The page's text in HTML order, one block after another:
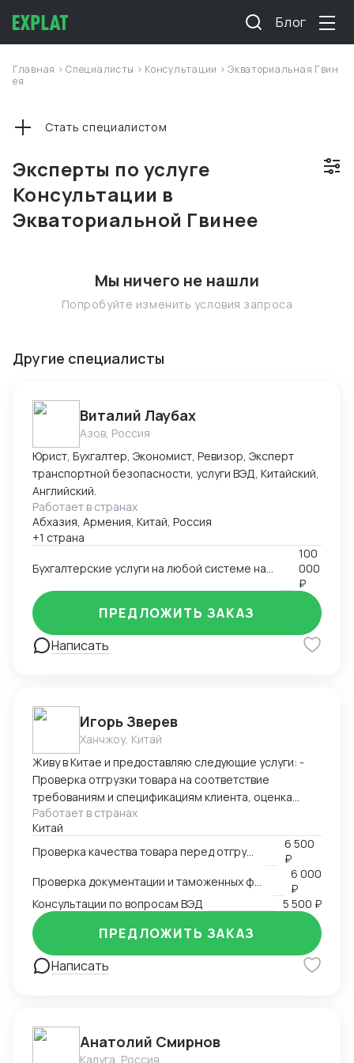
Блог
Главная >Специалисты > Консультации >Экваториальная Гвин
ея
Эксперты по услуге
Консультации в
Экваториальной Гвинее
Стать специалистом
Мы ничего не нашли
Попробуйте изменить условия запроса
Другие специалисты
Виталий Лаубах
Азов, Россия
Юрист, Бухгалтер, Экономист, Ревизор, Эксперт
транспортной безопасности, услуги ВЭД, Китайский,
Английский.
Работает в странах
Абхазия, Армения, Китай, Россия
+1 страна
Бухгалтерские услуги на любой системе налогообложения, а также МСФО и Финансовый анализ и учет
100
000
₽
Написать
ПРЕДЛОЖИТЬ ЗАКАЗ
Игорь Зверев
Ханчжоу, Китай
Живу в Китае и предоставляю следующие услуги: -
Проверка отгрузки товара на соответствие
требованиям и спецификациям клиента, оценка
правильности документации и упаковки товара. -
Проверка соответствия товара таможенным и
транспортным нормам. - Консультации по вопросам
Работает в странах
Китай
Проверка качества товара перед отгрузкой
6 500
₽
6 000
₽
Консультации по вопросам ВЭД
5 500 ₽
Написать
ПРЕДЛОЖИТЬ ЗАКАЗ
Анатолий Смирнов
Калуга, Россия